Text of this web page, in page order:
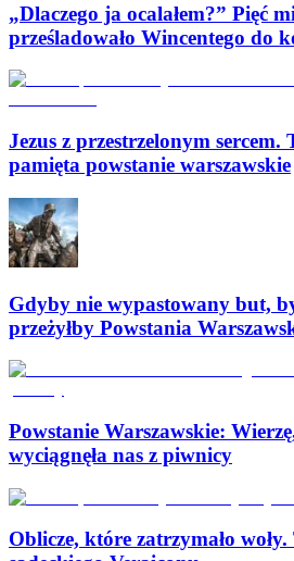
„Dlaczego ja ocalałem?” Pięć
prześladowało Wincentego do
Jezus z przestrzelonym sercem.
pamięta powstanie warszawskie
Gdyby nie wypastowany but,
przeżyłby Powstania
Powstanie Warszawskie:
wyciągnęła nas z piwnicy
Oblicze, które zatrzymało